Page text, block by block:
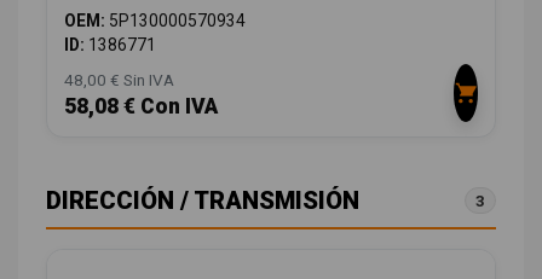
OEM: 5P130000570934
ID: 1386771
48,00 € Sin IVA
58,08 € Con IVA
DIRECCIÓN / TRANSMISIÓN 3